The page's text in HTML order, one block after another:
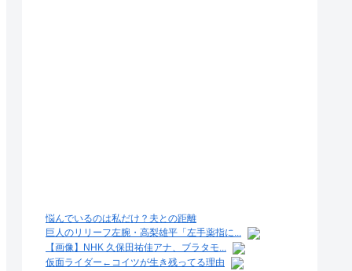
悩んでいるのは私だけ？夫との距離
巨人のリリーフ左腕・高梨雄平「左手薬指に...
【画像】NHK 久保田祐佳アナ、ブラタモ...
仮面ライダー←コイツが生き残ってる理由